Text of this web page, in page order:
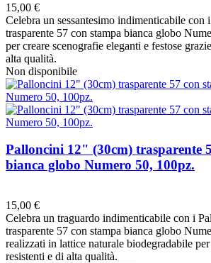
15,00 €
Celebra un sessantesimo indimenticabile
trasparente 57 con stampa bianca globo
per creare scenografie eleganti e festose
alta qualità.
Non disponibile
Palloncini 12" (30cm) trasparente
bianca globo Numero 50, 100pz.
15,00 €
Celebra un traguardo indimenticabile con i
trasparente 57 con stampa bianca globo
realizzati in lattice naturale biodegradabile
resistenti e di alta qualità.